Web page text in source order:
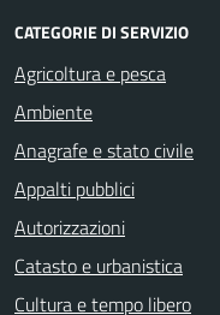
CATEGORIE DI SERVIZIO
Agricoltura e pesca
Ambiente
Anagrafe e stato civile
Appalti pubblici
Autorizzazioni
Catasto e urbanistica
Cultura e tempo libero